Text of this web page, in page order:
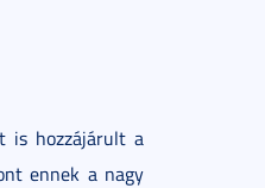
is hozzájárult a
ennek a nagy